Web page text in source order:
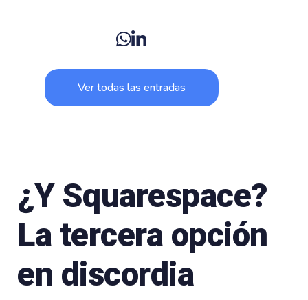
Ver todas las entradas
¿Y Squarespace?
La tercera opción
en discordia